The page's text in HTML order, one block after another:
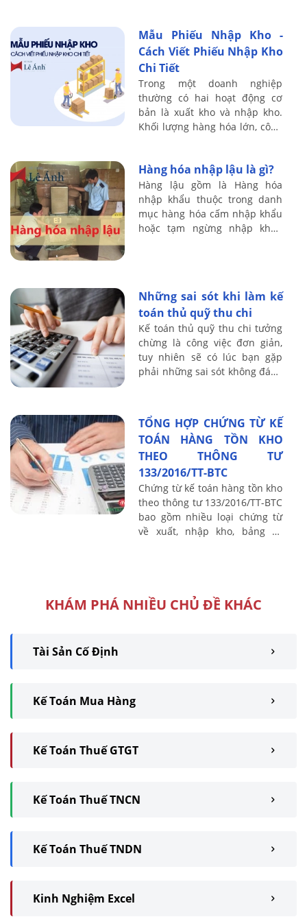
Nó gồm những gì ...
Mẫu Phiếu Nhập Kho -
Cách Viết Phiếu Nhập Kho
Chi Tiết
Trong một doanh nghiệp
thường có hai hoạt động cơ
bản là xuất kho và nhập kho.
Khối lượng hàng hóa lớn, công
kiểm soát thông ...
Hàng hóa nhập lậu là gì?
Hàng lậu gồm là Hàng hóa
nhập khẩu thuộc trong danh
mục hàng hóa cấm nhập khẩu
hoặc tạm ngừng nhập khẩu
Những sai sót khi làm kế
toán thủ quỹ thu chi
Kế toán thủ quỹ thu chi tưởng
chừng là công việc đơn giản,
tuy nhiên sẽ có lúc bạn gặp
phải những sai sót không đáng
thu ...
TỔNG HỢP CHỨNG TỪ KẾ
TOÁN HÀNG TỒN KHO
THEO THÔNG TƯ
133/2016/TT-BTC
Chứng từ kế toán hàng tồn kho
theo thông tư 133/2016/TT-BTC
bao gồm nhiều loại chứng từ
về xuất, nhập kho, bảng kê
KHÁM PHÁ NHIỀU CHỦ ĐỀ KHÁC
Tài Sản Cố Định
Kế Toán Mua Hàng
Kế Toán Thuế GTGT
Kế Toán Thuế TNCN
Kế Toán Thuế TNDN
Kinh Nghiệm Excel